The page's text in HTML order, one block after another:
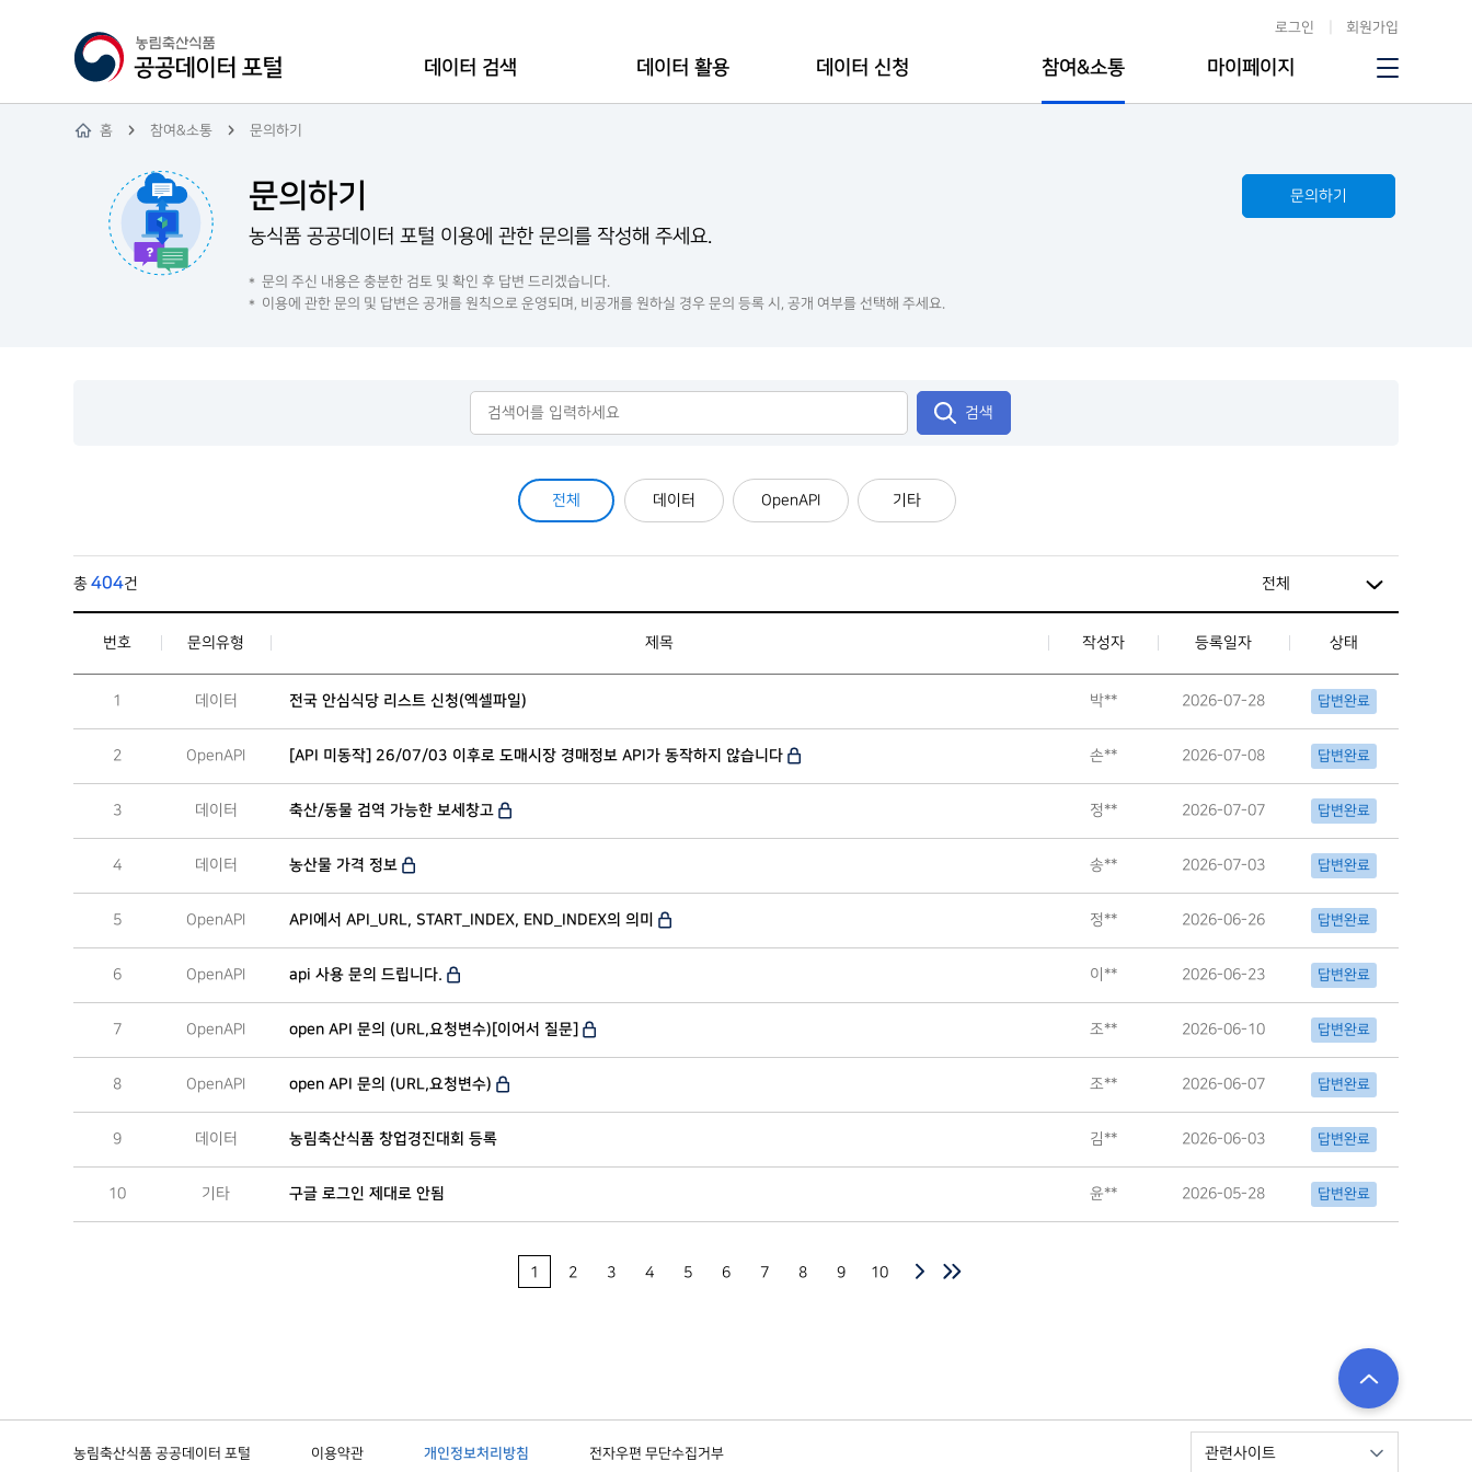
로그인 회원가입
데이터 검색 데이터 활용 데이터 신청 참여&소통 마이페이지
홈 참여&소통 문의하기
문의하기
농식품 공공데이터 포털 이용에 관한 문의를 작성해 주세요.
문의 주신 내용은 충분한 검토 및 확인 후 답변 드리겠습니다.
이용에 관한 문의 및 답변은 공개를 원칙으로 운영되며, 비공개를 원하실 경우 문의 등록 시, 공개 여부를 선택해 주세요.
문의하기
검색
전체 데이터 OpenAPI 기타
총404건
번호 문의유형 제목 작성자 등록일자 상태
1 데이터 전국 안심식당 리스트 신청(엑셀파일) 박** 2026-07-28 답변완료
2 OpenAPI [API 미동작] 26/07/03 이후로 도매시장 경매정보 API가 동작하지 않습니다 손** 2026-07-08 답변완료
3 데이터 축산/동물 검역 가능한 보세창고 정** 2026-07-07 답변완료
4 데이터 농산물 가격 정보 송** 2026-07-03 답변완료
5 OpenAPI API에서 API_URL, START_INDEX, END_INDEX의 의미 정** 2026-06-26 답변완료
6 OpenAPI api 사용 문의 드립니다. 이** 2026-06-23 답변완료
7 OpenAPI open API 문의 (URL,요청변수)[이어서 질문] 조** 2026-06-10 답변완료
8 OpenAPI open API 문의 (URL,요청변수) 조** 2026-06-07 답변완료
9 데이터 농림축산식품 창업경진대회 등록 김** 2026-06-03 답변완료
10 기타 구글 로그인 제대로 안됨 윤** 2026-05-28 답변완료
1 2 3 4 5 6 7 8 9 10
농림축산식품 공공데이터 포털 이용약관 개인정보처리방침 전자우편 무단수집거부 관련사이트